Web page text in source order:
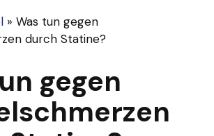
» Was tun gegen
durch Statine?
gegen